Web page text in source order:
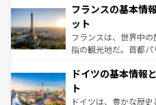
なお、新着のイタリア
しい。
文化が根付くこの国
れる闘牛、そして美味
る。首都マドリード
アートに溢れた街角
せる。地方によって
ンテンツ一覧 を参照し
フランスの基本情
ット
フランスは、世界中
指の観光地だ。首都
で、幅広い魅力が詰
聖堂、美しいビーチ
から魅了する。また
ドイツの基本情報
ト
ドイツは、豊かな歴